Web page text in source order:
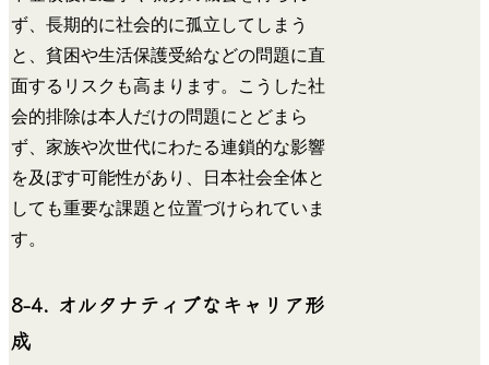
ず、長期的に社会的に孤立してしまう
と、貧困や生活保護受給などの問題に直
面するリスクも高まります。こうした社
会的排除は本人だけの問題にとどまら
ず、家族や次世代にわたる連鎖的な影響
を及ぼす可能性があり、日本社会全体と
しても重要な課題と位置づけられていま
す。
8-4. オルタナティブなキャリア形
成